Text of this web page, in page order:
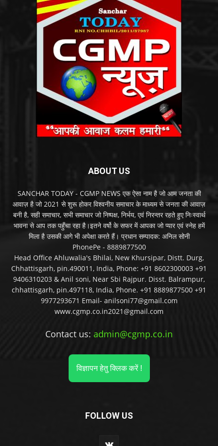
ABOUT US
SANCHAR TODAY - CGMP NEWS एक ऐसा नाम है जो आम जनता की
आवाज़ है जो 2021 से शुरू होकर विश्वनीय समाचार के माध्यम से जनता की आवाज़
बनी है, सही समाचार, सभी समाचार जो निष्पक्ष, निर्भय, एवं निरन्तर रहते हुए निःस्वार्थ
भावना से आप तक पहुँचा रहा है।इतने वर्षो के सफर में आपका जो प्यार एवं स्नेह हमें
मिला है उसकी आगे भी अपेक्षा करते हैं। प्रधान सम्पादक: अनिल सोनी
PhonePe - 8889877500
Head Office Ahluwalia's Bhilai, New Khursipar, Distt. Durg,
Chhattisgarh, pin.490011, India, Phone: +91 8602300003 +91
9406310203 & Anil soni, Near Sbi Rajpur. Disst. Balrampur,
chhattisgarh, pin.497118, India, Phone. +91 8889877500 +91
9977293671 Email- anilsoni77@gmail.com
www.cgmp.co.in2021@gmail.com
Contact us: admin@cgmp.co.in
विज्ञापन हेतु क्लिक करें !
FOLLOW US